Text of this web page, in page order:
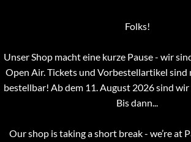
Folks!
Unser Shop macht eine kurze Pause - wir
Open Air. Tickets und Vorbestellartikel
bestellbar! Ab dem 11. August 2026 sind
Bis dann...
Our shop is taking a short break - we’re at